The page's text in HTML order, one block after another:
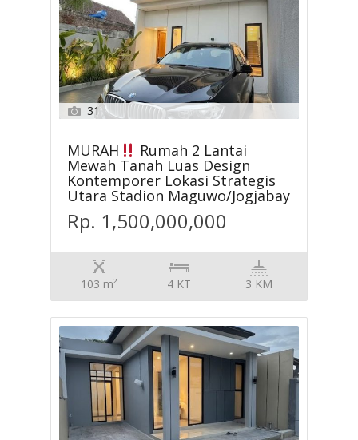
31
MURAH Rumah 2 Lantai
Mewah Tanah Luas Design
Kontemporer Lokasi Strategis
Utara Stadion Maguwo/Jogjabay
Rp. 1,500,000,000
103 m² 4 KT 3 KM